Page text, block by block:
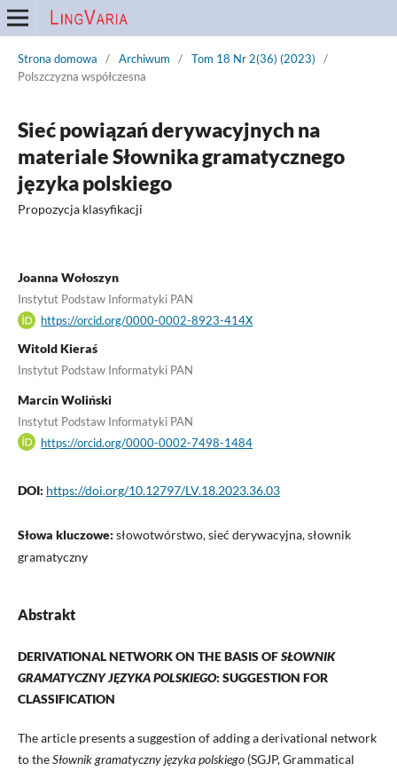
Strona domowa / Archiwum / Tom 18 Nr 2(36) (2023)
/
Polszczyzna współczesna
Sieć powiązań derywacyjnych na
materiale Słownika gramatycznego
języka polskiego
Propozycja klasyfikacji
Joanna Wołoszyn
Instytut Podstaw Informatyki PAN
https://orcid.org/0000-0002-8923-414X
Witold Kieraś
Instytut Podstaw Informatyki PAN
Marcin Woliński
Instytut Podstaw Informatyki PAN
https://orcid.org/0000-0002-7498-1484
DOI: https://doi.org/10.12797/LV.18.2023.36.03
Słowa kluczowe: słowotwórstwo, sieć derywacyjna, słownik
gramatyczny
Abstrakt
DERIVATIONAL NETWORK ON THE BASIS OFSŁOWNIK
GRAMATYCZNY JĘZYKA POLSKIEGO: SUGGESTION FOR
CLASSIFICATION
The article presents a suggestion of adding a derivational network
to theSłownik gramatyczny języka polskiego(SGJP, Grammatical